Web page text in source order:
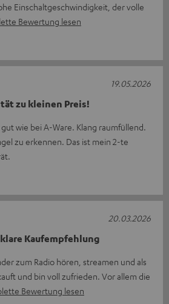
Einschaltgeschwindigkeit, der volle
Bewertung lesen
zu kleinen Preis!
wie bei A-Ware. Klang raumfüllend.
zu erkennen. Das ist mein 2-te
19.05.2026
Kaufempfehlung
zum Radio hören, streamen und als
und bin voll zufrieden. Vor allem die
Bewertung lesen
20.03.2026